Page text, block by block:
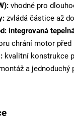
vhodné pro
zvládá částice až do
integrovaná
chrání motor před
kvalitní konstrukce
a jednoduchý